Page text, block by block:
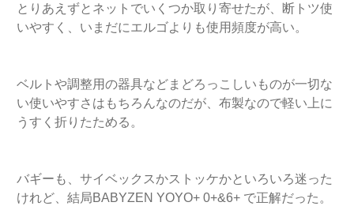
とりあえずとネットでいくつか取り寄せたが、断トツ使
いやすく、いまだにエルゴよりも使用頻度が高い。
ベルトや調整用の器具などまどろっこしいものが一切な
い使いやすさはもちろんなのだが、布製なので軽い上に
うすく折りたためる。
バギーも、サイベックスかストッケかといろいろ迷った
けれど、結局BABYZEN YOYO+ 0+&6+ で正解だった。